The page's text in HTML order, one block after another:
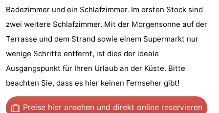
Kustlicht
-
Strandcamping
Valkenisse
-
Zee,
Bos
Hotels
Zimmer
Badezimmer und ein Schlafzimmer. Im ersten Stock sind
zwei weitere Schlafzimmer. Mit der Morgensonne auf der
Terrasse und dem Strand sowie einem Supermarkt nur
wenige Schritte entfernt, ist dies der ideale
Ausgangspunkt für Ihren Urlaub an der Küste. Bitte
beachten Sie, dass es hier keinen Fernseher gibt!
Preise hier ansehen und direkt online reservieren